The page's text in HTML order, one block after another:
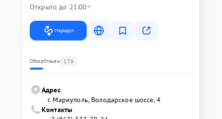
Открыто до 21:00
Маршрут
ОбзорОтзывы 176
Адрес
г. Мариуполь, Володарское шоссе, 4
Контакты